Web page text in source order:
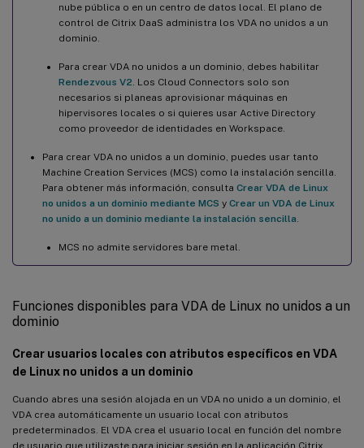
nube pública o en un centro de datos local. El plano de
control de Citrix DaaS administra los VDA no unidos a un
dominio.
Para crear VDA no unidos a un dominio, debes habilitar
Rendezvous V2 . Los Cloud Connectors solo son
necesarios si planeas aprovisionar máquinas en
hipervisores locales o si quieres usar Active Directory
como proveedor de identidades en Workspace.
Para crear VDA no unidos a un dominio, puedes usar tanto
Machine Creation Services (MCS) como la instalación sencilla.
Para obtener más información, consulta Crear VDA de Linux
no unidos a un dominio mediante MCS y Crear un VDA de Linux
no unido a un dominio mediante la instalación sencilla
MCS no admite servidores bare metal.
Funciones disponibles para VDA de Linux no unidos a un
dominio
Crear usuarios locales con atributos específicos en VDA
de Linux no unidos a un dominio
Cuando abres una sesión alojada en un VDA no unido a un dominio, el
VDA crea automáticamente un usuario local con atributos
predeterminados. El VDA crea el usuario local en función del nombre
de usuario que utilizaste para iniciar sesión en la aplicación Citrix